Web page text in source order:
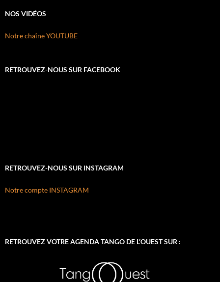
NOS VIDÉOS
Notre chaîne YOUTUBE
RETROUVEZ-NOUS SUR FACEBOOK
RETROUVEZ-NOUS SUR INSTAGRAM
Notre compte INSTAGRAM
RETROUVEZ VOTRE AGENDA TANGO DE L’OUEST SUR :